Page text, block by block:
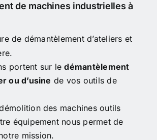
de machines industrielles à
de démantèlement d’ateliers et
portent sur ledémantèlement
ou d’usine de vos outils de
des machines outils
équipement nous permet de
mission.